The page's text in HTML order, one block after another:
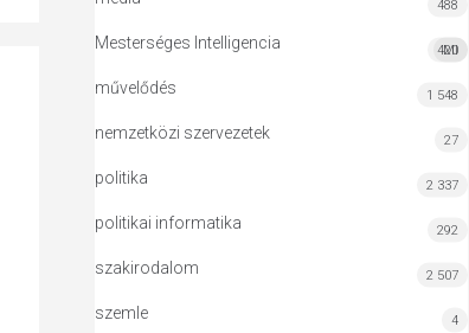
488
Mesterséges Intelligencia MI
420
művelődés 1 548
nemzetközi szervezetek 27
politika 2 337
politikai informatika 292
szakirodalom 2 507
szemle 4